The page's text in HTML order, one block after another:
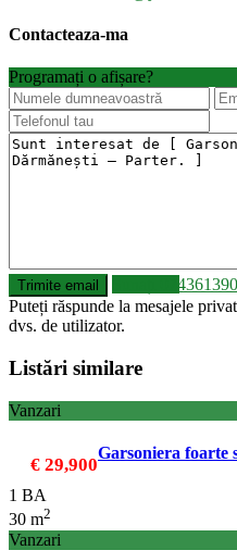
Contacteaza-ma
Programați o afișare?
Puteți răspunde la mesajele
dvs. de utilizator.
Listări similare
Vanzari
€ 29,900
Garsoniera foarte
1 BA
30 m2
Vanzari